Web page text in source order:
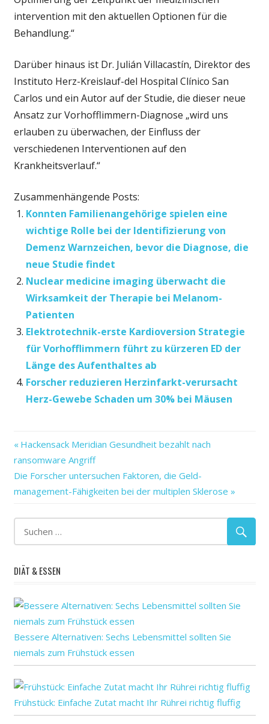
intervention mit den aktuellen Optionen für die
Behandlung.“
Darüber hinaus ist Dr. Julián Villacastín, Direktor des
Instituto Herz-Kreislauf-del Hospital Clínico San
Carlos und ein Autor auf der Studie, die dieser neue
Ansatz zur Vorhofflimmern-Diagnose „wird uns
erlauben zu überwachen, der Einfluss der
verschiedenen Interventionen auf den
Krankheitsverlauf.“
Zusammenhängende Posts:
Konnten Familienangehörige spielen eine
wichtige Rolle bei der Identifizierung von
Demenz Warnzeichen, bevor die Diagnose, die
neue Studie findet
Nuclear medicine imaging überwacht die
Wirksamkeit der Therapie bei Melanom-
Patienten
Elektrotechnik-erste Kardioversion Strategie
für Vorhofflimmern führt zu kürzeren ED der
Länge des Aufenthaltes ab
Forscher reduzieren Herzinfarkt-verursacht
Herz-Gewebe Schaden um 30% bei Mäusen
Personalisierte
Vorhofflimmern
Beitragsnavigation
Vorheriger
Beitrag:
Hackensack Meridian Gesundheit bezahlt nach
ransomware Angriff
Nächster
Beitrag:
Die Forscher untersuchen Faktoren, die Geld-
management-Fähigkeiten bei der multiplen Sklerose
DIÄT & ESSEN
Bessere Alternativen: Sechs Lebensmittel sollten Sie
niemals zum Frühstück essen
Frühstück: Einfache Zutat macht Ihr Rührei richtig fluffig